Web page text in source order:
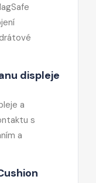
displeje
a
s
a